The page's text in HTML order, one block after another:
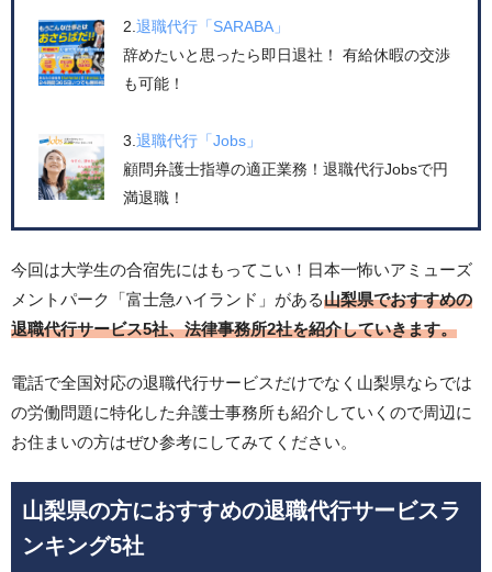
2. 退職代行「SARABA」
辞めたいと思ったら即日退社！ 有給休暇の交渉
も可能！
3. 退職代行「Jobs」
顧問弁護士指導の適正業務！退職代行Jobsで円
満退職！
今回は大学生の合宿先にはもってこい！日本一怖いアミューズ
メントパーク「富士急ハイランド」がある山梨県でおすすめの
退職代行サービス5社、法律事務所2社を紹介していきます。
電話で全国対応の退職代行サービスだけでなく山梨県ならでは
の労働問題に特化した弁護士事務所も紹介していくので周辺に
お住まいの方はぜひ参考にしてみてください。
山梨県の方におすすめの退職代行サービスラ
ンキング5社